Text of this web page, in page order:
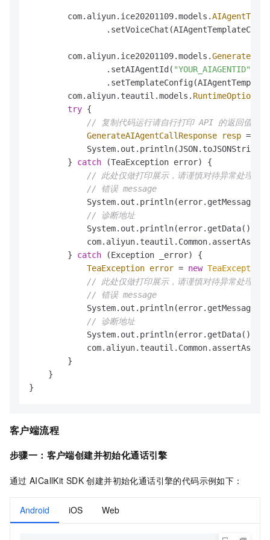
        com.aliyun.ice20201109.models.
        com.aliyun.ice20201109.models.
                .setAIAgentId(
"YOUR_AIAGENTID"
        com.aliyun.teautil.models.
RuntimeOptions
try {
// 复制代码运行请自行打印 API 的返回值
GenerateAIAgentCallResponse
resp =
        }
catch (TeaException error) {
// 此处仅做打印展示，请谨慎对待异常处理，
// 错误 message
// 诊断地址
        }
catch (Exception _error) {
TeaException error = new TeaException
// 此处仅做打印展示，请谨慎对待异常处理，
// 错误 message
// 诊断地址
        }
    }
客户端流程
步骤一：客户端创建并初始化通话引擎
通过 AICallKit SDK 创建并初始化通话引擎的代码示例如下：
Android iOS Web